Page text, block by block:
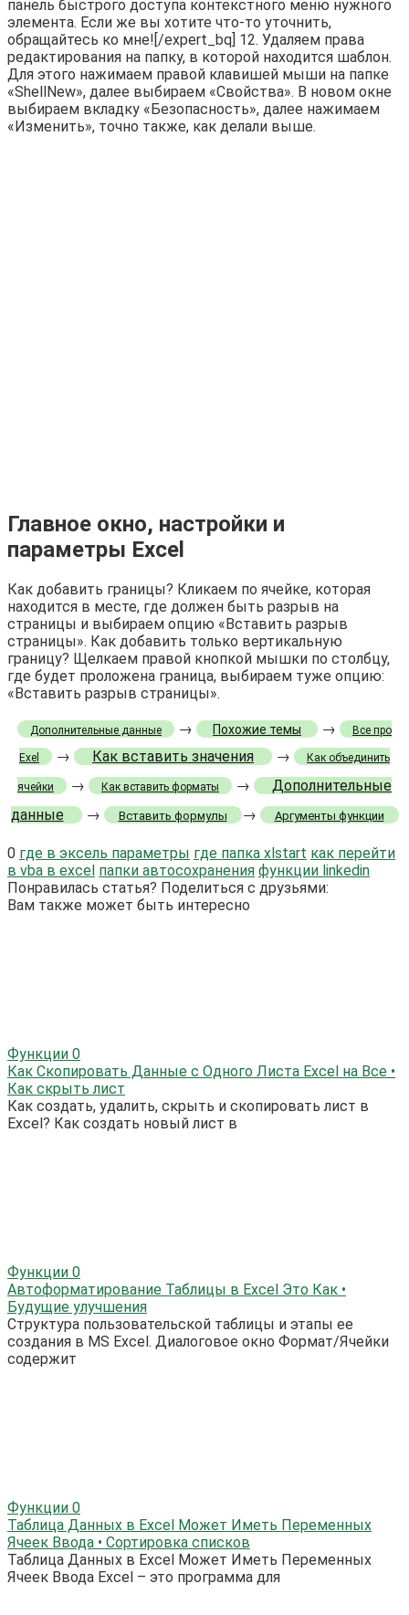
панель быстрого доступа контекстного меню нужного
элемента. Если же вы хотите что-то уточнить,
обращайтесь ко мне![/expert_bq] 12. Удаляем права
редактирования на папку, в которой находится шаблон.
Для этого нажимаем правой клавишей мыши на папке
«ShellNew», далее выбираем «Свойства». В новом окне
выбираем вкладку «Безопасность», далее нажимаем
«Изменить», точно также, как делали выше.
Главное окно, настройки и
параметры Excel
Как добавить границы? Кликаем по ячейке, которая
находится в месте, где должен быть разрыв на
страницы и выбираем опцию «Вставить разрыв
страницы». Как добавить только вертикальную
границу? Щелкаем правой кнопкой мышки по столбцу,
где будет проложена граница, выбираем туже опцию:
«Вставить разрыв страницы».
Дополнительные данные → Похожие темы → Все про
Exel → Как вставить значения → Как объединить
ячейки → Как вставить форматы →
Дополнительные
данные
→ Вставить формулы → Аргументы функции
0 где в эксель параметры где папка xlstart как перейти
в vba в excel папки автосохранения функции linkedin
Понравилась статья? Поделиться с друзьями:
Вам также может быть интересно
Функции 0
Как Скопировать Данные с Одного Листа Excel на Все •
Как скрыть лист
Как создать, удалить, скрыть и скопировать лист в
Excel? Как создать новый лист в
Функции 0
Автоформатирование Таблицы в Excel Это Как •
Будущие улучшения
Структура пользовательской таблицы и этапы ее
создания в MS Excel. Диалоговое окно Формат/Ячейки
содержит
Функции 0
Таблица Данных в Excel Может Иметь Переменных
Ячеек Ввода • Сортировка списков
Таблица Данных в Excel Может Иметь Переменных
Ячеек Ввода Excel – это программа для